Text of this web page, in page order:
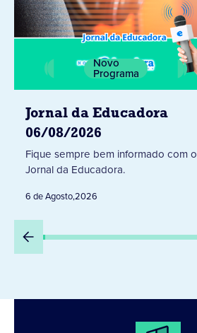
Novo
Programa
Jornal da Educadora
06/08/2026
Fique sempre bem informado com o
Jornal da Educadora.
6 de Agosto,2026